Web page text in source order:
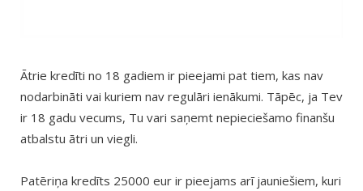
Ātrie kredīti no 18 gadiem ir pieejami pat tiem, kas nav
nodarbināti vai kuriem nav regulāri ienākumi. Tāpēc, ja Tev
ir 18 gadu vecums, Tu vari saņemt nepieciešamo finanšu
atbalstu ātri un viegli.
Patēriņa kredīts 25000 eur ir pieejams arī jauniešiem, kuri